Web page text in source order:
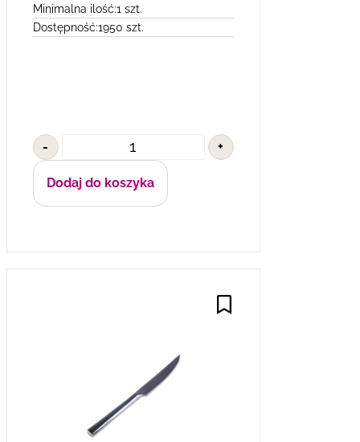
Minimalna ilość:1 szt.
Dostępność:1950 szt.
- +
Dodaj do koszyka